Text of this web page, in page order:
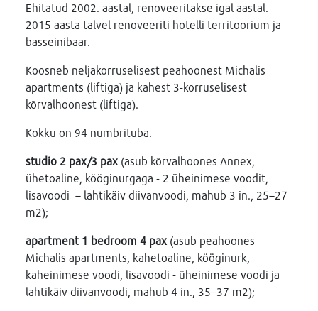
Ehitatud 2002. aastal, renoveeritakse igal aastal.
2015 aasta talvel renoveeriti hotelli territoorium ja
basseinibaar.
Koosneb neljakorruselisest peahoonest Michalis
apartments (liftiga) ja kahest 3-korruselisest
kõrvalhoonest (liftiga).
Kokku on 94 numbrituba.
studio 2 pax/3 pax (asub kõrvalhoones Annex,
ühetoaline, kööginurgaga - 2 üheinimese voodit,
lisavoodi – lahtikäiv diivanvoodi, mahub 3 in., 25–27
m2);
apartment 1 bedroom 4 pax (asub peahoones
Michalis apartments, kahetoaline, kööginurk,
kaheinimese voodi, lisavoodi - üheinimese voodi ja
lahtikäiv diivanvoodi, mahub 4 in., 35–37 m2);